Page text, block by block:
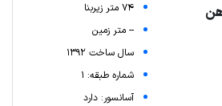
74 متر زیربنا
-- متر زمین
سال ساخت 1392
شماره طبقه: 1
آسانسور: دارد